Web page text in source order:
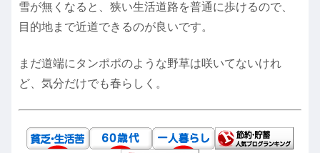
雪が無くなると、狭い生活道路を普通に歩けるので、
目的地まで近道できるのが良いです。
まだ道端にタンポポのような野草は咲いてないけれ
ど、気分だけでも春らしく。